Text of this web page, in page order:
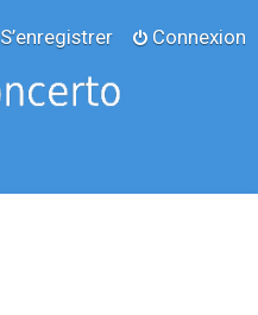
Connexion
S’enregistrer